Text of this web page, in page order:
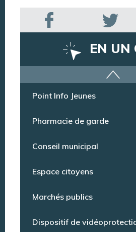
EN UN
Offres d’emploi
Point Info Jeunes
Pharmacie de garde
Conseil municipal
Espace citoyens
Marchés publics